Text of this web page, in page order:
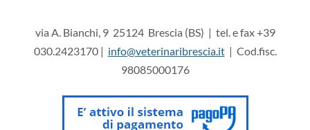
via A. Bianchi, 9 25124 Brescia (BS) | tel. e fax +39
030.2423170 | info@veterinaribrescia.it| Cod.fisc.
98085000176